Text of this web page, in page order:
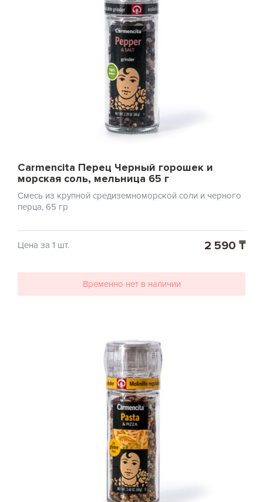
Carmencita Перец Черный горошек и
морская соль, мельница 65 г
Смесь из крупной средиземноморской соли и черного
перца, 65 гр
Цена за 1 шт. 2 590 ₸
Временно нет в наличии